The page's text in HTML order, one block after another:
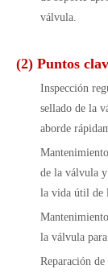
válvula.
(2) Puntos
Inspección
sellado de la
aborde
de la válvula
la vida útil de
la válvula
Reparación